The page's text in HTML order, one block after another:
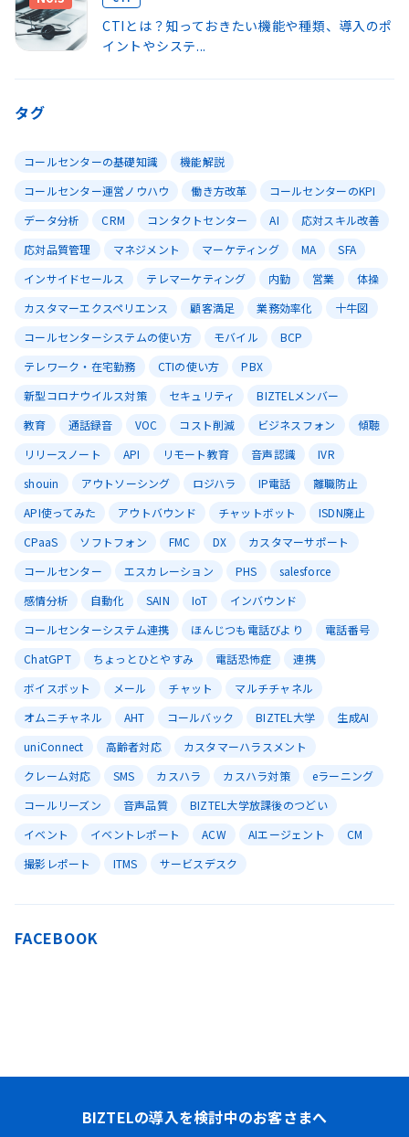
CTIとは？知っておきたい機能や種類、導入のポ
イントやシステ...
タグ
コールセンターの基礎知識
機能解説
コールセンター運営ノウハウ
働き方改革
コールセンターのKPI
データ分析
CRM コンタクトセンター AI
応対スキル改善
応対品質管理
マネジメント マーケティング MA
SFA
インサイドセールス
テレマーケティング 内勤 営業
体操
カスタマーエクスペリエンス
顧客満足 業務効率化
十牛図
コールセンターシステムの使い方
モバイル
BCP
テレワーク・在宅勤務
CTIの使い方
PBX
新型コロナウイルス対策
セキュリティ
BIZTELメンバー
教育
通話録音 VOC コスト削減 ビジネスフォン
傾聴
リリースノート
API リモート教育 音声認識
IVR
shouin
アウトソーシング ロジハラ IP電話
離職防止
API使ってみた
アウトバウンド チャットボット
ISDN廃止
CPaaS
ソフトフォン FMC DX
カスタマーサポート
コールセンター
エスカレーション PHS
salesforce
感情分析
自動化 SAIN IoT
インバウンド
コールセンターシステム連携
ほんじつも電話びより
電話番号
ChatGPT
ちょっとひとやすみ 電話恐怖症
連携
ボイスボット
メール チャット
マルチチャネル
オムニチャネル
AHT コールバック BIZTEL大学
生成AI
uniConnect
高齢者対応
カスタマーハラスメント
クレーム対応
SMS カスハラ カスハラ対策
eラーニング
コールリーズン
音声品質
BIZTEL大学放課後のつどい
イベント
イベントレポート ACW AIエージェント
CM
撮影レポート
ITMS サービスデスク
FACEBOOK
BIZTELの導入を検討中のお客さまへ